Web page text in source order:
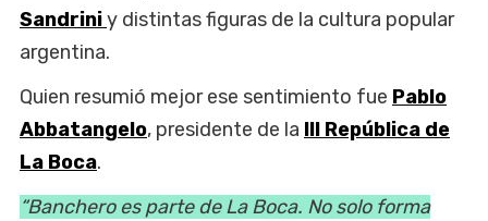
Sandriniy distintas figuras de la cultura popular
argentina.
Quien resumió mejor ese sentimiento fue Pablo
Abbatangelo, presidente de la III República de
La Boca.
“Banchero es parte de La Boca. No solo forma